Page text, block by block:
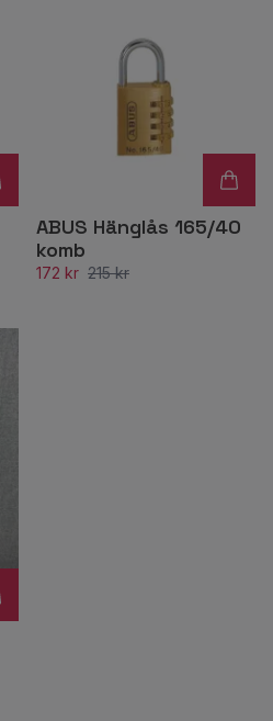
ABUS Hänglås 165/40
komb
172 kr 215 kr